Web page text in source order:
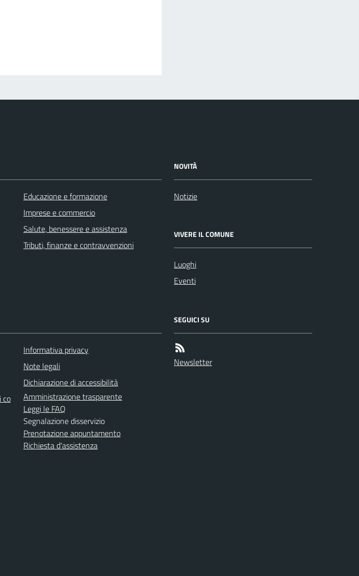
Educazione e formazione
Imprese e commercio
Salute, benessere e assistenza
Tributi, finanze e contravvenzioni
NOVITÀ
Notizie
VIVERE IL COMUNE
Luoghi
Eventi
co
Informativa privacy
Note legali
Dichiarazione di accessibilità
Amministrazione trasparente
Leggi le FAQ
Segnalazione disservizio
Prenotazione appuntamento
Richiesta d'assistenza
SEGUICI SU
Newsletter